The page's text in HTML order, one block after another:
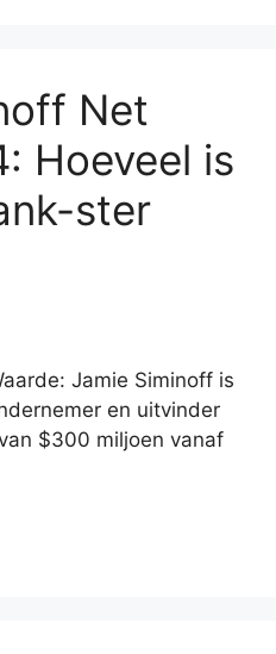
Net
Hoeveel is
ster
Jamie Siminoff is
en uitvinder
$300 miljoen vanaf